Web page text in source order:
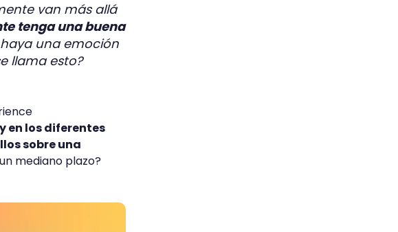
van más allá
tenga una buena
una emoción
llama esto?
en los diferentes
sobre una
mediano plazo?